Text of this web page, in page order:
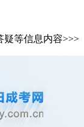
疑等信息内容>>>